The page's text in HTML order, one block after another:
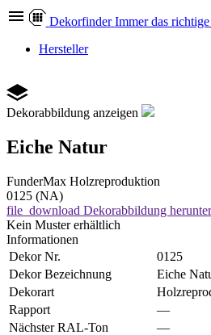
Dekorfinder Immer das
Hersteller
Dekorabbildung anzeigen
Eiche Natur
FunderMax Holzreproduktion
0125 (NA)
file_download Dekorabbildung
Kein Muster erhältlich
Informationen
Dekor Nr.
0125
Dekor Bezeichnung
Eiche
Dekorart
Rapport
—
Nächster RAL-Ton
—